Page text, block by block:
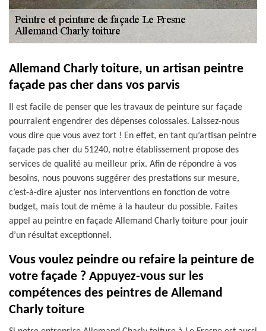
Allemand Charly toiture, un artisan peintre
façade pas cher dans vos parvis
Il est facile de penser que les travaux de peinture sur façade
pourraient engendrer des dépenses colossales. Laissez-nous
vous dire que vous avez tort ! En effet, en tant qu’artisan peintre
façade pas cher du 51240, notre établissement propose des
services de qualité au meilleur prix. Afin de répondre à vos
besoins, nous pouvons suggérer des prestations sur mesure,
c’est-à-dire ajuster nos interventions en fonction de votre
budget, mais tout de même à la hauteur du possible. Faites
appel au peintre en façade Allemand Charly toiture pour jouir
d’un résultat exceptionnel.
Vous voulez peindre ou refaire la peinture de
votre façade ? Appuyez-vous sur les
compétences des peintres de Allemand
Charly toiture